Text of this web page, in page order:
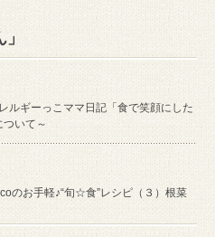
ルギーっこママ日記「食で笑顔にした
ついて～
のお手軽♪“旬☆食”レシピ（３）根菜